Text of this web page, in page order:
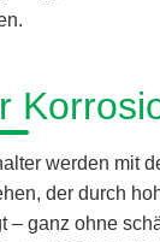
werden mit
der durch
– ganz ohne